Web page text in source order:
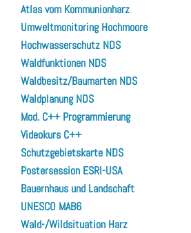
Atlas vom Kommunionharz
Umweltmonitoring Hochmoore
Hochwasserschutz NDS
Waldfunktionen NDS
Waldbesitz/Baumarten NDS
Waldplanung NDS
Mod. C++ Programmierung
Videokurs C++
Schutzgebietskarte NDS
Postersession ESRI-USA
Bauernhaus und Landschaft
UNESCO MAB6
Wald-/Wildsituation Harz